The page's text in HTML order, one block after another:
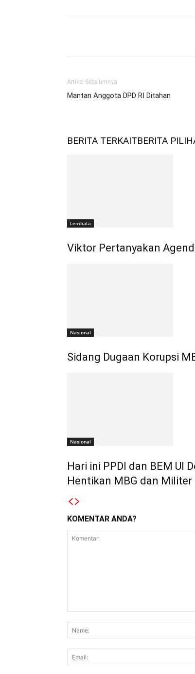
Artikel Sebelumnya
Mantan Anggota DPD RI Ditahan
BERITA TERKAITBERITA
Lembata
Viktor Pertanyakan
Nasional
Sidang Dugaan Korupsi
Nasional
Hari ini PPDI dan BEM UI
Hentikan MBG dan Militer
KOMENTAR ANDA?